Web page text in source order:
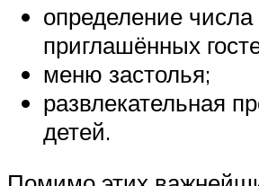
определение числа
приглашённых
меню застолья;
развлекательная
детей.